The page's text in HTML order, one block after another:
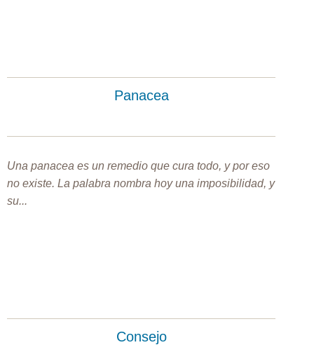
Panacea
Una panacea es un remedio que cura todo, y por eso
no existe. La palabra nombra hoy una imposibilidad, y
su...
Consejo